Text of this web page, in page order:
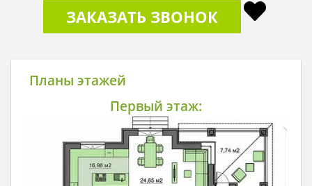
ЗАКАЗАТЬ ЗВОНОК
Планы этажей
Первый этаж: